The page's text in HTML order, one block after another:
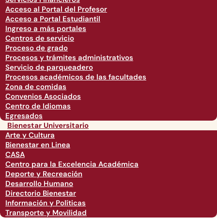
Acceso al Portal del Profesor
Acceso a Portal Estudiantil
Ingreso a más portales
Centros de servicio
Proceso de grado
Procesos y trámites administrativos
Servicio de parqueadero
Procesos académicos de las facultades
Zona de comidas
Convenios Asociados
Centro de Idiomas
Egresados
Bienestar Universitario
Arte y Cultura
Bienestar en Linea
CASA
Centro para la Excelencia Académica
Deporte y Recreación
Desarrollo Humano
Directorio Bienestar
Información y Políticas
Transporte y Movilidad